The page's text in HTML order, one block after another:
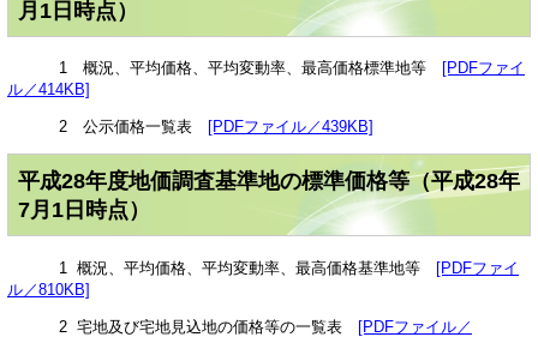
月1日時点）
1 概況、平均価格、平均変動率、最高価格標準地等
[PDFファイ
ル／414KB]
2 公示価格一覧表 [PDFファイル／439KB]
平成28年度地価調査基準地の標準価格等（平成28年
7月1日時点）
1 概況、平均価格、平均変動率、最高価格基準地等
[PDFファイ
ル／810KB]
2 宅地及び宅地見込地の価格等の一覧表
[PDFファイル／